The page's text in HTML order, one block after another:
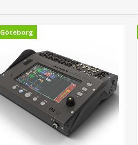
Göteborg